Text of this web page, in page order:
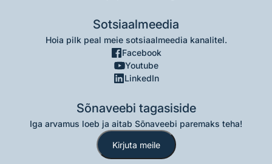
Sotsiaalmeedia
Hoia pilk peal meie sotsiaalmeedia kanalitel.
Facebook
Youtube
LinkedIn
Sõnaveebi tagasiside
Iga arvamus loeb ja aitab Sõnaveebi paremaks teha!
Kirjuta meile